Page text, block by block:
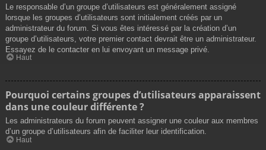
Le responsable d’un groupe d’utilisateurs est généralement assigné
lorsque les groupes d’utilisateurs sont initialement créés par un
administrateur du forum. Si vous êtes intéressé par la création d’un
groupe d’utilisateurs, votre premier contact devrait être un administrateur.
Essayez de le contacter en lui envoyant un message privé.
Haut
Pourquoi certains groupes d’utilisateurs apparaissent
dans une couleur différente ?
Les administrateurs du forum peuvent assigner une couleur aux membres
d’un groupe d’utilisateurs afin de faciliter leur identification.
Haut